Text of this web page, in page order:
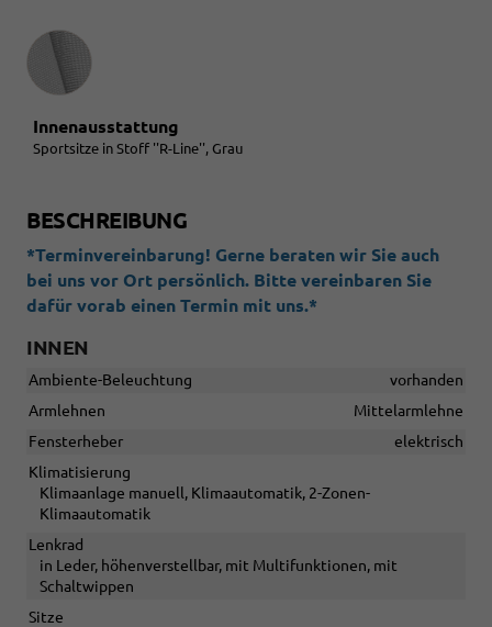
Innenausstattung
Innenausstattung
Sportsitze in Stoff ''R-Line'', Grau
BESCHREIBUNG
*Terminvereinbarung! Gerne beraten wir Sie auch
bei uns vor Ort persönlich. Bitte vereinbaren Sie
dafür vorab einen Termin mit uns.*
INNEN
Ambiente-Beleuchtung
vorhanden
Armlehnen
Mittelarmlehne
Fensterheber
elektrisch
Klimatisierung
Klimaanlage manuell, Klimaautomatik, 2-Zonen-
Klimaautomatik
Lenkrad
in Leder, höhenverstellbar, mit Multifunktionen, mit
Schaltwippen
Sitze